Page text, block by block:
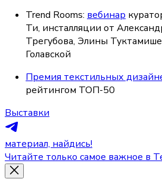
Trend Rooms: вебинар
Ти, инсталляции от
Трегубова, Элины
Голавской
Премия текстильных
рейтингом ТОП-50
Выставки
материал, найдись!
Читайте только самое важное в